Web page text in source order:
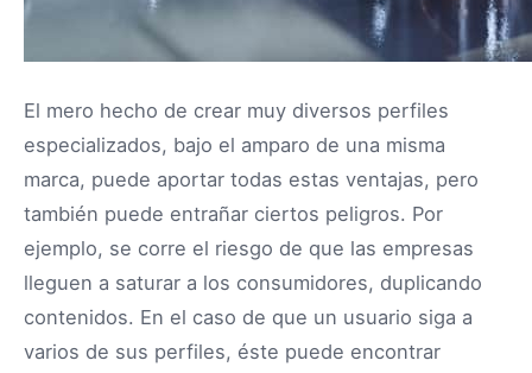
El mero hecho de crear muy diversos perfiles
especializados, bajo el amparo de una misma
marca, puede aportar todas estas ventajas, pero
también puede entrañar ciertos peligros. Por
ejemplo, se corre el riesgo de que las empresas
lleguen a saturar a los consumidores, duplicando
contenidos. En el caso de que un usuario siga a
varios de sus perfiles, éste puede encontrar